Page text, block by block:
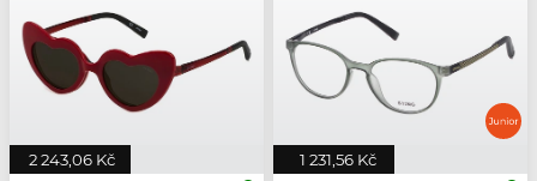
2 243,06 Kč 1 231,56 Kč